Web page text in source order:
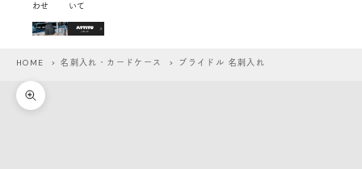
わせ
いて
HOME >名刺入れ・カードケース > ブライドル 名刺入れ
ズームイン